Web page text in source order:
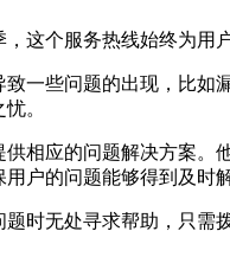
这个服务热线始终为用
一些问题的出现，比如
。
相应的问题解决方案
户的问题能够得到及时解
时无处寻求帮助，只